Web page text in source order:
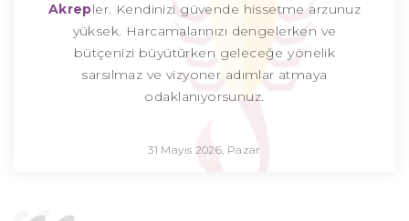
Akrepler. Kendinizi güvende hissetme arzunuz
yüksek. Harcamalarınızı dengelerken ve
bütçenizi büyütürken geleceğe yönelik
sarsılmaz ve vizyoner adımlar atmaya
odaklanıyorsunuz.
31 Mayıs 2026, Pazar